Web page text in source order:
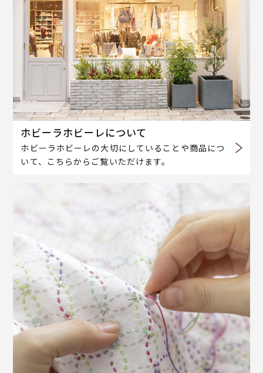
ホビーラホビーレについて
ホビーラホビーレの大切にしていることや商品につ
いて、こちらからご覧いただけます。